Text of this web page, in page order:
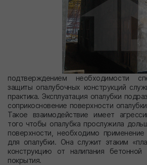
подтверждением необходимости
защиты опалубочных конструкций
практика. Эксплуатация опалубки
соприкосновение поверхности
Такое взаимодействие имеет
того чтобы опалубка прослужила
поверхности, необходимо применение
для опалубки. Она служит этаким
конструкцию от налипания
покрытия.